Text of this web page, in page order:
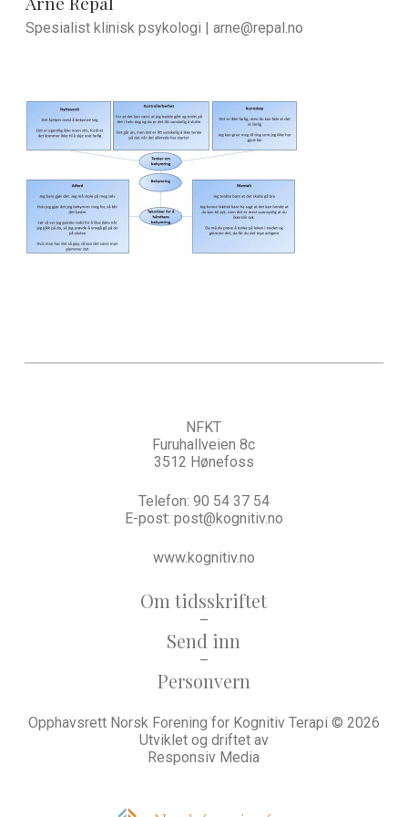
Spesialist klinisk psykologi | arne@repal.no
Om tidsskriftet
–
Send inn
–
Personvern
Opphavsrett Norsk Forening for Kognitiv Terapi © 2026
Utviklet og driftet av
Responsiv Media
NFKT
Furuhallveien 8c
3512 Hønefoss
Telefon: 90 54 37 54
E-post: post@kognitiv.no
www.kognitiv.no